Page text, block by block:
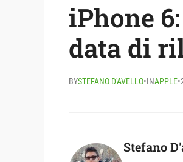
iPhone
data di
BYSTEFANO D'AVELLO•INAPPLE•
Stefano